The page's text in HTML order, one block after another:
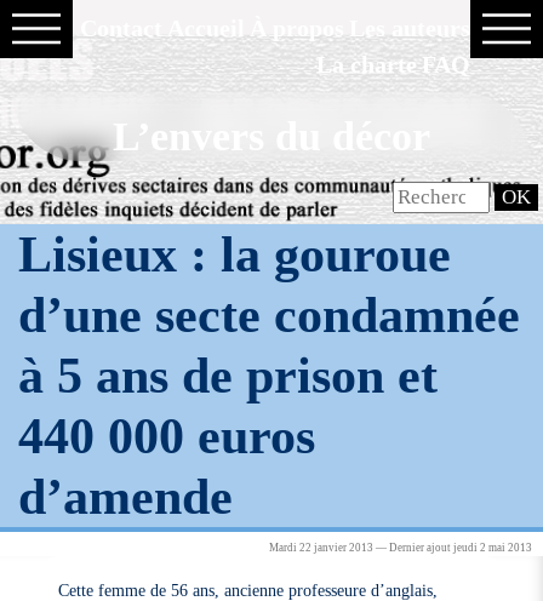
La charte FAQ
L’envers du décor
Lisieux : la gouroue
d’une secte condamnée
à 5 ans de prison et
440 000 euros
d’amende
Mardi 22 janvier 2013 — Dernier ajout jeudi 2 mai 2013
Cette femme de 56 ans, ancienne professeure d’anglais,